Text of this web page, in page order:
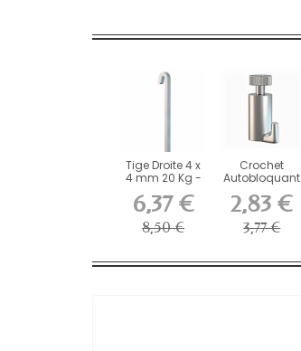
Tige Droite 4 x
4 mm 20 Kg -
6,37 €
8,50 €
Crochet
Autobloquant
pour...
2,83 €
3,77 €